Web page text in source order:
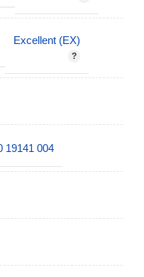
Excellent (EX)
19141 004